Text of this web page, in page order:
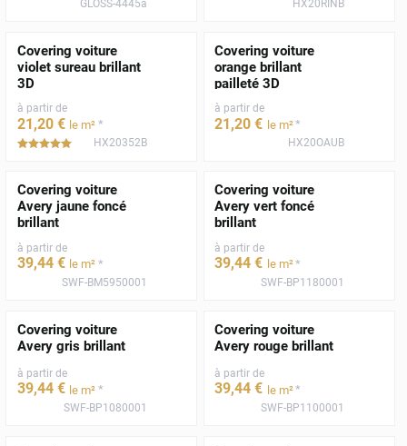
GLOSS-4445a HX20RINB
Covering voiture
violet sureau brillant
3D
à partir de
21,20 € le m² *
*****HX20352B
Covering voiture
orange brillant
pailleté 3D
à partir de
21,20 € le m²*
HX20OAUB
Covering voiture
Avery jaune foncé
brillant
à partir de
39,44 € le m² *
SWF-BM5950001
Covering voiture
Avery vert foncé
brillant
à partir de
39,44 € le m²*
SWF-BP1180001
Covering voiture
Avery gris brillant
à partir de
39,44 € le m² *
SWF-BP1080001
Covering voiture
Avery rouge brillant
à partir de
39,44 € le m²*
SWF-BP1100001